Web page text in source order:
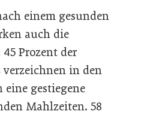
einem gesunden
auch die
Prozent der
verzeichnen in den
gestiegene
Mahlzeiten. 58